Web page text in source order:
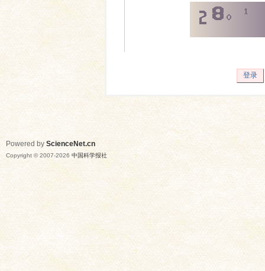
登录
Powered by ScienceNet.cn
Copyright © 2007-2026 中国科学报社